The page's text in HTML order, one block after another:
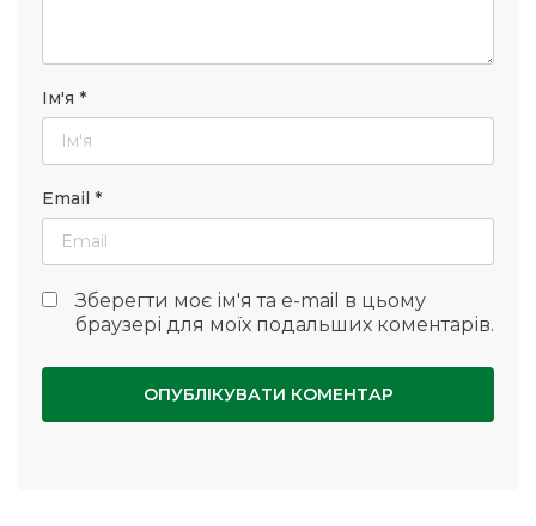
Ім'я *
Email *
Зберегти моє ім'я та e-mail в цьому
браузері для моїх подальших коментарів.